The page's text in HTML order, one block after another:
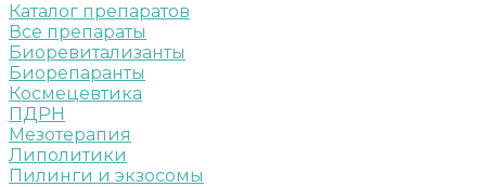
Каталог препаратов
Все препараты
Биоревитализанты
Биорепаранты
Космецевтика
ПДРН
Мезотерапия
Липолитики
Пилинги и экзосомы